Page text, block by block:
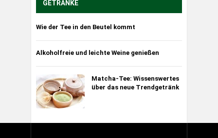
GETRÄNKE
Wie der Tee in den Beutel kommt
Alkoholfreie und leichte Weine genießen
Matcha-Tee: Wissenswertes
über das neue Trendgetränk